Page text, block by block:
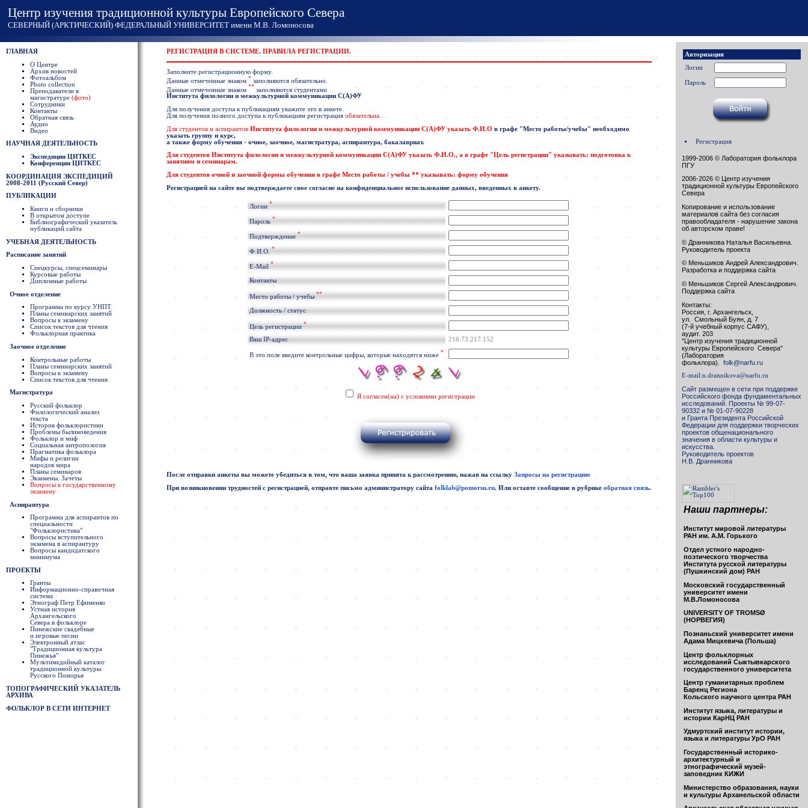
Центр изучения традиционной культуры Европейского Севера
СЕВЕРНЫЙ (АРКТИЧЕСКИЙ) ФЕДЕРАЛЬНЫЙ УНИВЕРСИТЕТ имени М.В. Ломоносова
ГЛАВНАЯ
О Центре
Архив новостей
Фотоальбом
Photo collection
Преподаватели в
магистратуре (фото)
Сотрудники
Контакты
Обратная связь
Аудио
Видео
НАУЧНАЯ ДЕЯТЕЛЬНОСТЬ
Экспедиции ЦИТКЕС
Конференции ЦИТКЕС
КООРДИНАЦИЯ ЭКСПЕДИЦИЙ
2008-2011 (Русский Север)
ПУБЛИКАЦИИ
Книги и сборники
В открытом доступе
Библиографический указатель
публикаций сайта
УЧЕБНАЯ ДЕЯТЕЛЬНОСТЬ
Расписание занятий
Спецкурсы, спецсеминары
Курсовые работы
Дипломные работы
Очное отделение
Программа по курсу УНПТ
Планы семинарских занятий
Вопросы к экзамену
Список текстов для чтения
Фольклорная практика
Заочное отделение
Контрольные работы
Планы семинарских занятий
Вопросы к экзамену
Список текстов для чтения
Магистратура
Русский фольклор
Филологический анализ
текста
История фольклористики
Проблемы былиноведения
Фольклор и миф
Социальная антропология
Прагматика фольклора
Мифы и религии
народов мира
Планы семинаров
Экзамены. Зачеты
Вопросы к государственному
экзамену
Аспирантура
Программа для аспирантов по
специальности
"Фольклористика"
Вопросы вступительного
экзамена в аспирантуру
Вопросы кандидатского
минимума
ПРОЕКТЫ
Гранты
Информационно-справочная
система
Этнограф Петр Ефименко
Устная история
Архангельского
Севера в фольклоре
Пинежские свадебные
и игровые песни
Электронный атлас
"Традиционная культура
Пинежья"
Мультимедийный каталог
традиционной культуры
Русского Поморья
ТОПОГРАФИЧЕСКИЙ УКАЗАТЕЛЬ
АРХИВА
ФОЛЬКЛОР В СЕТИ ИНТЕРНЕТ
РЕГИСТРАЦИЯ В СИСТЕМЕ. ПРАВИЛА РЕГИСТРАЦИИ.
Заполните регистрационную форму.
Данные отмеченные знаком * заполняются обязательно.
Данные отмеченные знаком ** заполняются студентами
Института филологии и межкультурной коммуникации С(А)ФУ
Для получения доступа к публикациям укажите это в анкете.
Для получения полного доступа к публикациям регистрация обязательна
Для студентов и аспирантов Института филологии и межкультурной коммуникации С(А)ФУ указать Ф.И.О в графе "Место работы/учебы" необходимо
указать группу и курс,
а также форму обучения - очное, заочное, магистратура, аспирантура, бакалавриат.
Для студентов Института филологии и межкультурной коммуникации С(А)ФУ указать Ф.И.О., а в графе "Цель регистрации" указывать: подготовка к
занятиям и семинарам.
Для студентов очной и заочной формы обучения в графе Место работы / учебы ** указывать: форму обучения
Регистрацией на сайте вы подтверждаете свое согласие на конфиденциальное использование данных, введенных в анкету.
Логин *
Пароль *
Подтверждение *
Ф.И.О. *
E-Mail *
Контакты
Место работы / учебы **
Должность / статус
Цель регистрации *
Ваш IP-адрес 216.73.217.152
В это поле введите контрольные цифры, которые находятся ниже *
Я согласен(на) с условиями регистрации
После отправки анкеты вы можете убедиться в том, что ваша заявка принята к рассмотрению, нажав на ссылку Запросы на регистрацию
При возникновении трудностей с регистрацией, отправте письмо администратору сайта folklab@pomorsu.ru. Или оставте сообщение в рубрике обратная связь.
Авторизация
Логин
Пароль
Регистрация
1999-2006 © Лаборатория фольклора
ПГУ
2006-2026 © Центр изучения
традиционной культуры Европейского
Севера
Копирование и использование
материалов сайта без согласия
правообладателя - нарушение закона
об авторском праве!
© Дранникова Наталья Васильевна.
Руководитель проекта
© Меньшиков Андрей Александрович.
Разработка и поддержка сайта
© Меньшиков Сергей Александрович.
Поддержка сайта
Контакты:
Россия, г. Архангельск,
ул. Смольный Буян, д. 7
(7-й учебный корпус САФУ),
аудит. 203
"Центр изучения традиционной
культуры Европейского Севера"
(Лаборатория
фольклора).
folk@narfu.ru
E-mail:n.drannikova@narfu.ru
Сайт размещен в сети при поддержке
Российского фонда фундаментальных
исследований. Проекты № 99-07-
90332 и № 01-07-90228
и Гранта Президента Российской
Федерации для поддержки творческих
проектов общенационального
значения в области культуры и
искусства.
Руководитель проектов
Н.В. Дранникова
Наши партнеры:
Институт мировой литературы
РАН им. А.М. Горького
Отдел устного народно-
поэтического творчества
Института русской литературы
(Пушкинский дом) РАН
Московский государственный
университет имени
М.В.Ломоносова
UNIVERSITY OF TROMSØ
(НОРВЕГИЯ)
Познаньский университет имени
Адама Мицкевича (Польша)
Центр фольклорных
исследований Сыктывкарского
государственного университета
Центр гуманитарных проблем
Баренц Региона
Кольского научного центра РАН
Институт языка, литературы и
истории КарНЦ РАН
Удмуртский институт истории,
языка и литературы УрО РАН
Государственный историко-
архитектурный и
этнографический музей-
заповедник КИЖИ
Министерство образования, науки
и культуры Арханельской области